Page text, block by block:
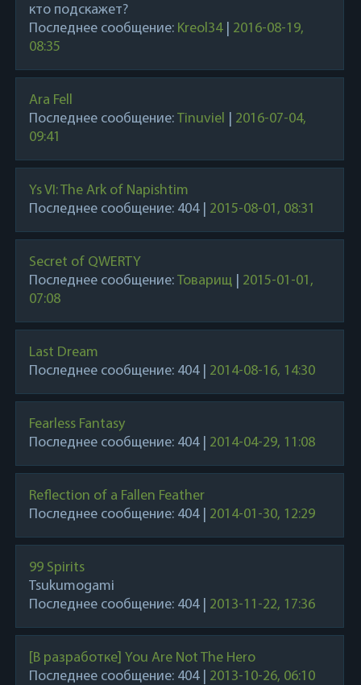
кто подскажет?
Последнее сообщение: Kreol34| 2016-08-19,
08:35
Ara Fell
Последнее сообщение: Tinuviel
2016-07-04,
09:41
Ys VI: The Ark of Napishtim
Последнее сообщение: 404| 2015-08-01, 08:31
Secret of QWERTY
Последнее сообщение: Товарищ| 2015-01-01,
07:08
Last Dream
Последнее сообщение: 404| 2014-08-16, 14:30
Fearless Fantasy
Последнее сообщение: 404| 2014-04-29, 11:08
Reflection of a Fallen Feather
Последнее сообщение: 404| 2014-01-30, 12:29
99 Spirits
Tsukumogami
Последнее сообщение: 404| 2013-11-22, 17:36
[В разработке] You Are Not The Hero
Последнее сообщение: 404| 2013-10-26, 06:10